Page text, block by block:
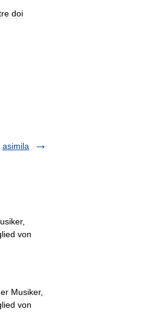
doi
asimila
von
Musiker,
von